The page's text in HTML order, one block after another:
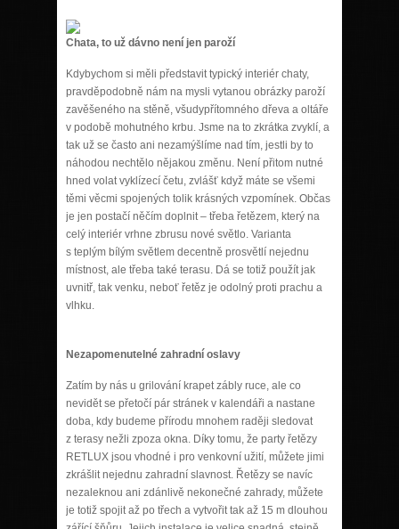
Chata, to už dávno není jen paroží
Kdybychom si měli představit typický interiér chaty,
pravděpodobně nám na mysli vytanou obrázky paroží
zavěšeného na stěně, všudypřítomného dřeva a oltáře
v podobě mohutného krbu. Jsme na to zkrátka zvyklí, a
tak už se často ani nezamýšlíme nad tím, jestli by to
náhodou nechtělo nějakou změnu. Není přitom nutné
hned volat vyklízecí četu, zvlášť když máte se všemi
těmi věcmi spojených tolik krásných vzpomínek. Občas
je jen postačí něčím doplnit – třeba řetězem, který na
celý interiér vrhne zbrusu nové světlo. Varianta
s teplým bílým světlem decentně prosvětlí nejednu
místnost, ale třeba také terasu. Dá se totiž použít jak
uvnitř, tak venku, neboť řetěz je odolný proti prachu a
vlhku.
Nezapomenutelné zahradní oslavy
Zatím by nás u grilování krapet zábly ruce, ale co
nevidět se přetočí pár stránek v kalendáři a nastane
doba, kdy budeme přírodu mnohem raději sledovat
z terasy nežli zpoza okna. Díky tomu, že party řetězy
RETLUX jsou vhodné i pro venkovní užití, můžete jimi
zkrášlit nejednu zahradní slavnost. Řetězy se navíc
nezaleknou ani zdánlivě nekonečné zahrady, můžete
je totiž spojit až po třech a vytvořit tak až 15 m dlouhou